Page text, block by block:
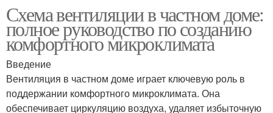
Схема вентиляции в частном доме:
полное руководство по созданию
комфортного микроклимата
Введение
Вентиляция в частном доме играет ключевую роль в
поддержании комфортного микроклимата. Она
обеспечивает циркуляцию воздуха, удаляет избыточную